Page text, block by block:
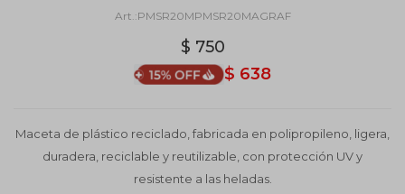
PMSR20MPMSR20MAGRAF
$ 750
$ 638
Maceta de plástico reciclado, fabricada en polipropileno, ligera,
duradera, reciclable y reutilizable, con protección UV y
resistente a las heladas.